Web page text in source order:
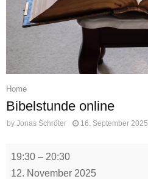
Home
Bibelstunde online
by Jonas Schröter 16. September 2025
Bibelstunde
online
19:30 – 20:30
12. November 2025